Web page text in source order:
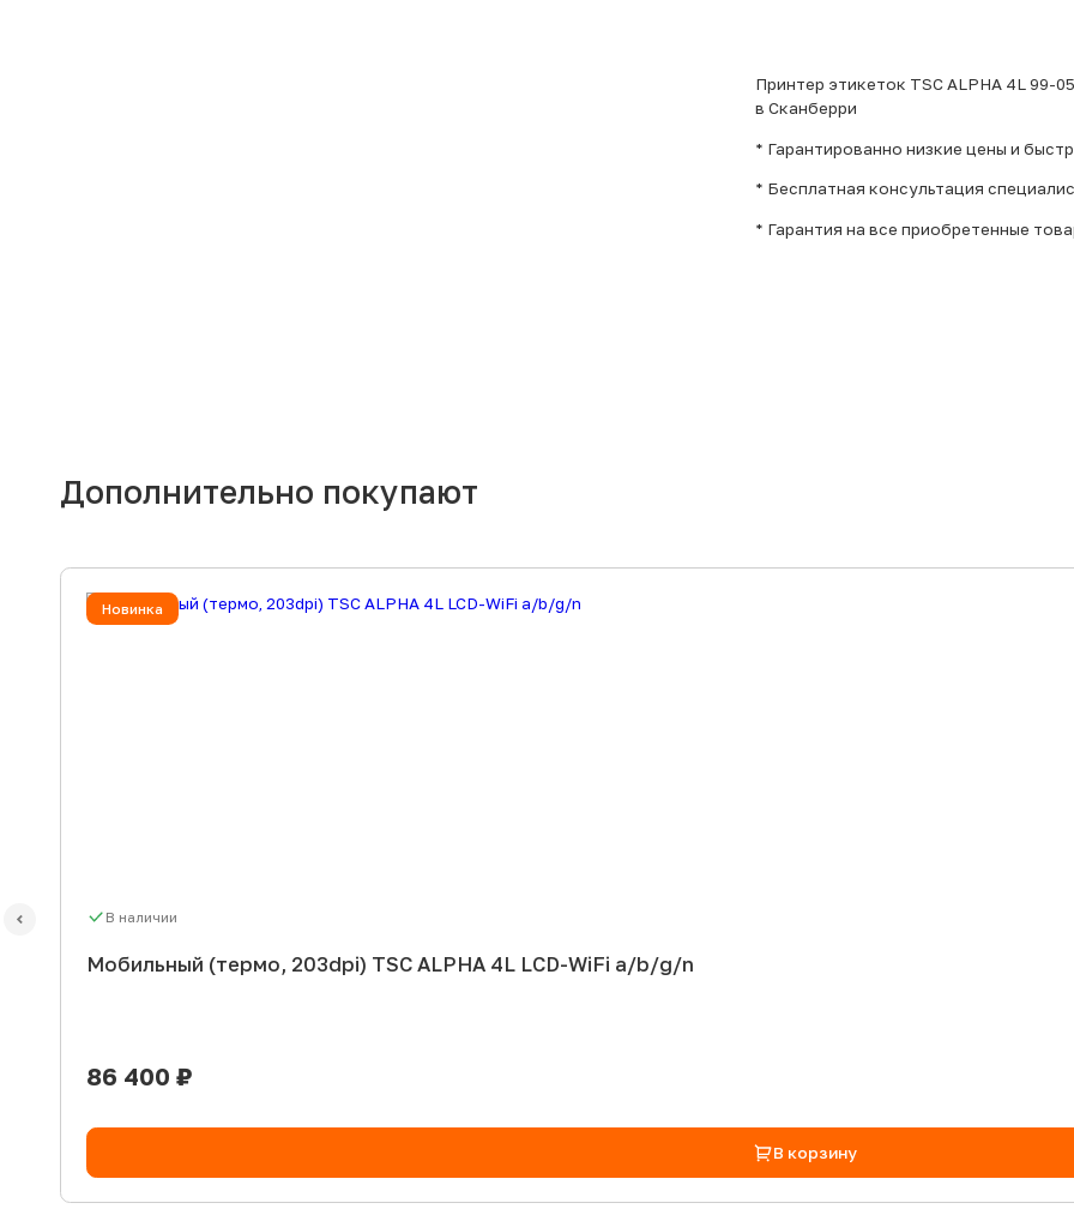
Принтер этикеток TSC ALPHA 4L 99-
в Сканберри
* Гарантированно низкие цены и
* Бесплатная консультация
* Гарантия на все приобретенные
Дополнительно покупают
Новинка
В наличии
Мобильный (термо, 203dpi) TSC ALPHA 4L LCD-WiFi a/b/g/n
86 400 ₽
В корзину